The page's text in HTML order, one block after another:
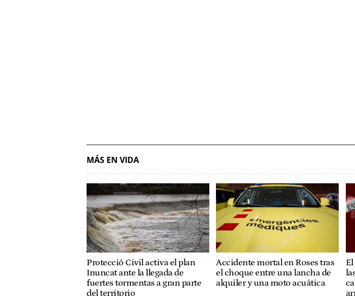
MÁS EN VIDA
Protecció Civil activa el plan
Inuncat ante la llegada de
fuertes tormentas a gran parte
del territorio
Accidente mortal en Roses tras
el choque entre una lancha de
alquiler y una moto acuática